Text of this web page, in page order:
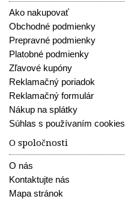
Ako nakupovať
Obchodné podmienky
Prepravné podmienky
Platobné podmienky
Zľavové kupóny
Reklamačný poriadok
Reklamačný formulár
Nákup na splátky
Súhlas s používaním cookies
O spoločnosti
O nás
Kontaktujte nás
Mapa stránok